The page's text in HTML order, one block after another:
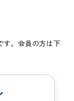
す。会員の方は下